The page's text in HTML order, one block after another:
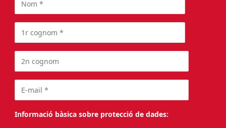
Informació bàsica sobre protecció de dades: